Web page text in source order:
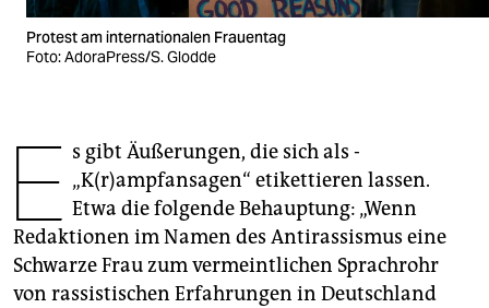
shop
fragen & hilfe
abo
genossenschaft
epaper login
Protest am internationalen Frauentag
Foto: AdoraPress/S. Glodde
E s gibt Äußerungen, die sich als ­
„K(r)ampfansagen“ etikettieren lassen.
Etwa die folgende Behauptung: „Wenn
Redaktionen im Namen des Antirassismus eine
Schwarze Frau zum vermeintlichen Sprachrohr
von rassistischen Erfahrungen in Deutschland